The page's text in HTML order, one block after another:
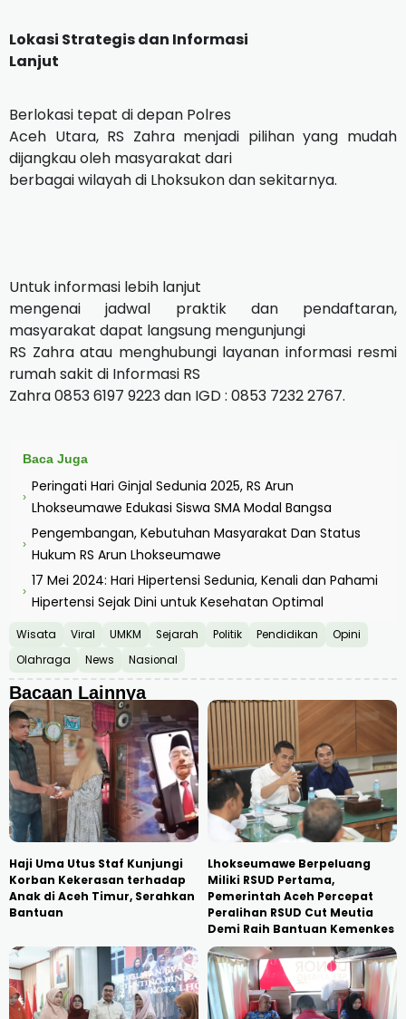
Lokasi Strategis dan Informasi
Lanjut
Berlokasi tepat di depan Polres
Aceh Utara, RS Zahra menjadi pilihan yang mudah
dijangkau oleh masyarakat dari
berbagai wilayah di Lhoksukon dan sekitarnya.
Untuk informasi lebih lanjut
mengenai jadwal praktik dan pendaftaran,
masyarakat dapat langsung mengunjungi
RS Zahra atau menghubungi layanan informasi resmi
rumah sakit di Informasi RS
Zahra 0853 6197 9223 dan IGD : 0853 7232 2767.
Baca Juga
›
Peringati Hari Ginjal Sedunia 2025, RS Arun
Lhokseumawe Edukasi Siswa SMA Modal Bangsa
›
Pengembangan, Kebutuhan Masyarakat Dan Status
Hukum RS Arun Lhokseumawe
›
17 Mei 2024: Hari Hipertensi Sedunia, Kenali dan Pahami
Hipertensi Sejak Dini untuk Kesehatan Optimal
Wisata Viral UMKM Sejarah Politik Pendidikan
Opini
Olahraga
News Nasional
Bacaan Lainnya
Haji Uma Utus Staf Kunjungi
Korban Kekerasan terhadap
Anak di Aceh Timur, Serahkan
Bantuan
Lhokseumawe Berpeluang
Miliki RSUD Pertama,
Pemerintah Aceh Percepat
Peralihan RSUD Cut Meutia
Demi Raih Bantuan Kemenkes